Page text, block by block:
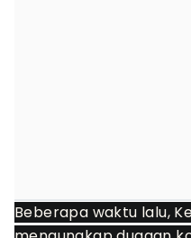
Beberapa waktu lalu,